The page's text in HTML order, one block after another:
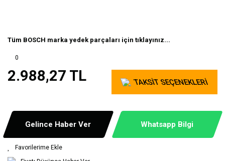
Tüm BOSCH marka yedek parçaları için tıklayınız...
0
2.988,27 TL TAKSİT SEÇENEKLERİ
Gelince Haber Ver Whatsapp Bilgi